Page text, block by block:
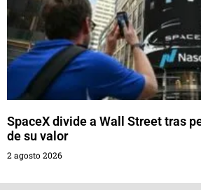
SpaceX divide a Wall Street tras
de su valor
2 agosto 2026